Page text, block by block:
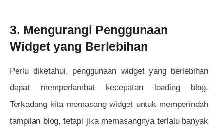
3. Mengurangi Penggunaan
Widget yang Berlebihan
Perlu diketahui, penggunaan widget yang berlebihan
dapat memperlambat kecepatan loading blog.
Terkadang kita memasang widget untuk memperindah
tampilan blog, tetapi jika memasangnya terlalu banyak